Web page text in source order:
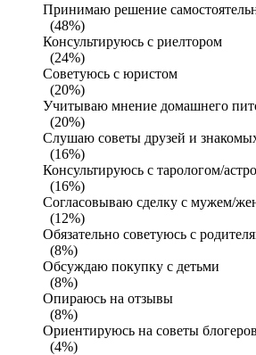
Принимаю решение
(48%)
Консультируюсь с риелтором
(24%)
Советуюсь с юристом
(20%)
Учитываю мнение домашнего
(20%)
Слушаю советы друзей и
(16%)
Консультируюсь с тарологом/
(16%)
Согласовываю сделку с мужем/
(12%)
Обязательно советуюсь с
(8%)
Обсуждаю покупку с детьми
(8%)
Опираюсь на отзывы
(8%)
Ориентируюсь на советы
(4%)